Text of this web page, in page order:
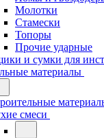
Молотки
Стамески
Топоры
Прочие ударные
и сумки для
материалы
смеси